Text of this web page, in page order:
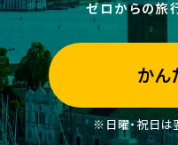
ゼロからの旅
かん
※日曜・祝日は